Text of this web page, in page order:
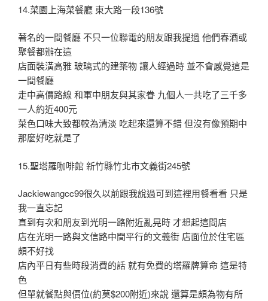
14.菜園上海菜餐廳 東大路一段136號
著名的一間餐廳 不只一位聯電的朋友跟我提過 他們春酒或
聚餐都辦在這
店面裝潢高雅 玻璃式的建築物 讓人經過時 並不會感覺這是
一間餐廳
走中高價路線 和軍中朋友與其家眷 九個人一共吃了三千多
一人約近400元
菜色口味大致都較為清淡 吃起來還算不錯 但沒有像預期中
那麼好吃就是了
15.聖塔羅咖啡館 新竹縣竹北市文義街245號
Jackiewangcc99很久以前跟我說過可到這裡用餐看看 只是
我一直忘記
直到有次和朋友到光明一路附近亂晃時 才想起這間店
店在光明一路與文信路中間平行的文義街 店面位於住宅區
頗不好找
店內平日有些時段消費的話 就有免費的塔羅牌算命 這是特
色
但單就餐點與價位(約莫$200附近)來說 還算是頗為物有所